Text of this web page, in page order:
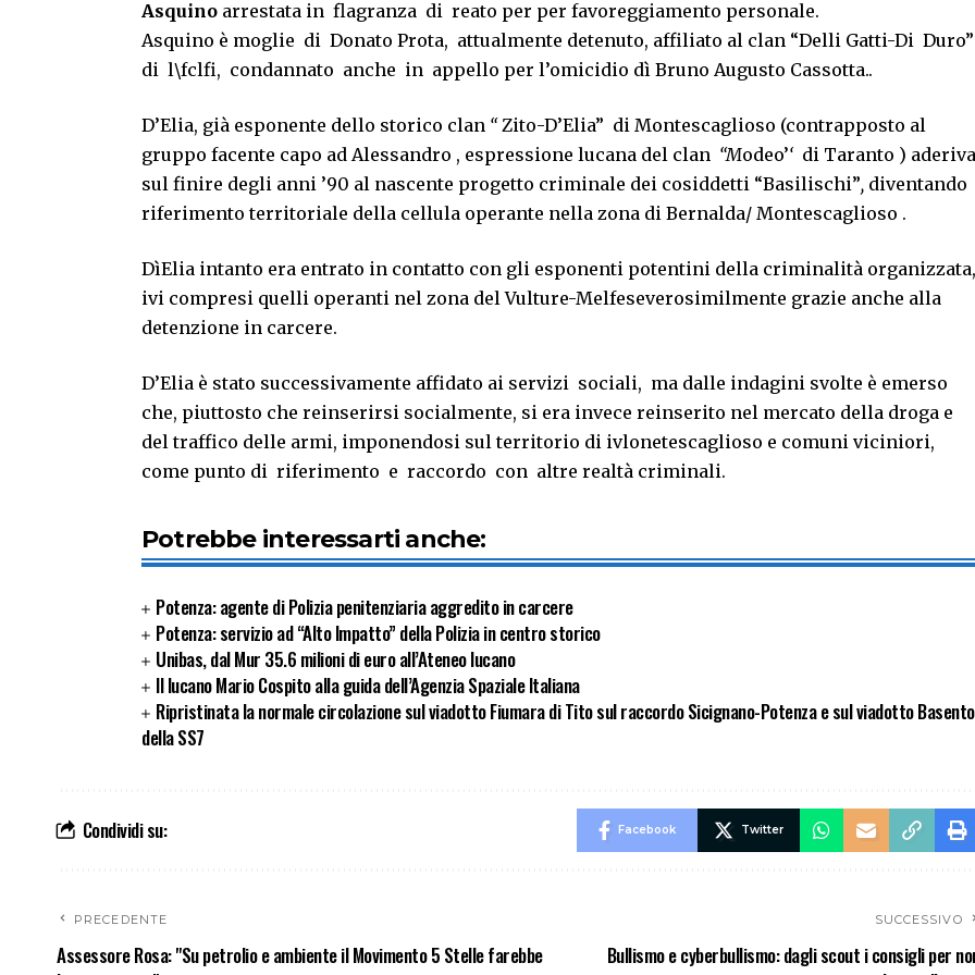
Asquino arrestata in flagranza di reato per per favoreggiamento personale.
Asquino è moglie di Donato Prota, attualmente detenuto, affiliato al clan “Delli Gatti-Di Duro”
di l\fclfi, condannato anche in appello per l’omicidio dì Bruno Augusto Cassotta..
D’Elia, già esponente dello storico clan “Zito-D’Elia” di Montescaglioso (contrapposto al
gruppo facente capo ad Alessandro , espressione lucana del clan “Modeo’‘ di Taranto ) aderiva
sul finire degli anni ’90 al nascente progetto criminale dei cosiddetti “Basilischi”, diventando
riferimento territoriale della cellula operante nella zona di Bernalda/ Montescaglioso .
DìElia intanto era entrato in contatto con gli esponenti potentini della criminalità organizzata,
ivi compresi quelli operanti nel zona del Vulture-Melfeseverosimilmente grazie anche alla
detenzione in carcere.
D’Elia è stato successivamente affidato ai servizi sociali, ma dalle indagini svolte è emerso
che, piuttosto che reinserirsi socialmente, si era invece reinserito nel mercato della droga e
del traffico delle armi, imponendosi sul territorio di ivlonetescaglioso e comuni viciniori,
come punto di riferimento e raccordo con altre realtà criminali.
Potrebbe interessarti anche:
Potenza: agente di Polizia penitenziaria aggredito in carcere
Potenza: servizio ad “Alto Impatto” della Polizia in centro storico
Unibas, dal Mur 35.6 milioni di euro all’Ateneo lucano
Il lucano Mario Cospito alla guida dell’Agenzia Spaziale Italiana
Ripristinata la normale circolazione sul viadotto Fiumara di Tito sul raccordo Sicignano-Potenza e sul viadotto Basento
della SS7
Condividi su: Facebook Twitter
PRECEDENTE
Assessore Rosa: "Su petrolio e ambiente il Movimento 5 Stelle farebbe
SUCCESSIVO
Bullismo e cyberbullismo: dagli scout i consigli per